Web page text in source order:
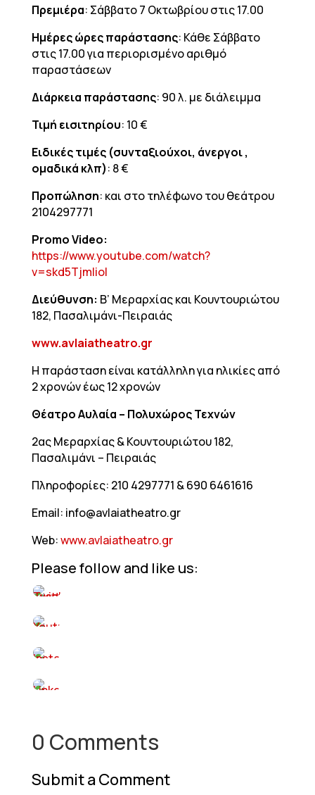
Πρεμιέρα: Σάββατο 7 Οκτωβρίου στις 17.00
Ημέρες ώρες παράστασης: Κάθε Σάββατο
στις 17.00 για περιορισμένο αριθμό
παραστάσεων
Διάρκεια παράστασης: 90 λ. με διάλειμμα
Τιμή εισιτηρίου: 10 €
Ειδικές τιμές (συνταξιούχοι, άνεργοι ,
ομαδικά κλπ): 8 €
Προπώληση: και στο τηλέφωνο του θεάτρου
2104297771
Promo Video:
https://www.youtube.com/watch?
v=skd5TjmIioI
Διεύθυνση: Β’ Μεραρχίας και Κουντουριώτου
182, Πασαλιμάνι-Πειραιάς
www.avlaiatheatro.gr
Η παράσταση είναι κατάλληλη για ηλικίες από
2 χρονών έως 12 χρονών
Θέατρο Αυλαία – Πολυχώρος Τεχνών
2ας Μεραρχίας & Κουντουριώτου 182,
Πασαλιμάνι – Πειραιάς
Πληροφορίες: 210 4297771 & 690 6461616
Email: info@avlaiatheatro.gr
Web:www.avlaiatheatro.gr
Please follow and like us:
0 Comments
Submit a Comment